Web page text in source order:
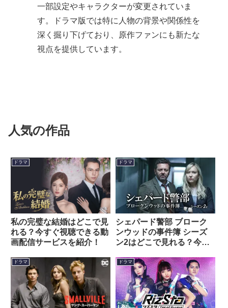
一部設定やキャラクターが変更されていま
す。ドラマ版では特に人物の背景や関係性を
深く掘り下げており、原作ファンにも新たな
視点を提供しています。
人気の作品
ドラマ
私の完璧な結婚はどこで見
れる？今すぐ視聴できる動
画配信サービスを紹介！
ドラマ
シェパード警部 ブローク
ンウッドの事件簿 シーズ
ン2はどこで見れる？今す
ビスを紹介！
ドラマ ドラマ